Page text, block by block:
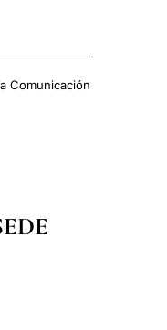
Comunicación